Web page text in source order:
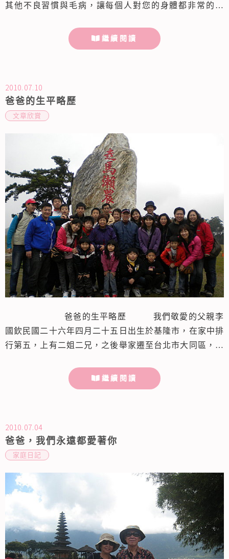
其他不良習慣與毛病，讓每個人對您的身體都非常的放
機會可以帶著您與媽媽一起出國旅遊。性喜旅遊的您，每
每都欣喜不已，玩得再累再晚，每晚回到飯店都會寫日記
繼續閱讀
2010.07.10
爸爸的生平略歷
文章欣賞
爸爸的生平略歷 我們敬愛的父親李
國欽民國二十六年四月二十五日出生於基隆市，在家中排
行第五，上有二姐二兄，之後舉家遷至台北市大同區，因
聲自娛娛人，可說是個喜樂阿公。 爸爸於民國五
十二年與姊姊朋友介紹的台北縣萬里鄉蔡玉英女士結婚，
繼續閱讀
2010.07.04
爸爸，我們永遠都愛著你
家庭日記